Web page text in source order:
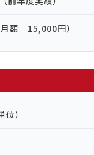
額 15,000円）
）